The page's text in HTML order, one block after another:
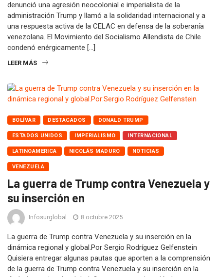
denunció una agresión neocolonial e imperialista de la
administración Trump y llamó a la solidaridad internacional y a
una respuesta activa de la CELAC en defensa de la soberanía
venezolana. El Movimiento del Socialismo Allendista de Chile
condenó enérgicamente […]
LEER MÁS
BOLÍVAR DESTACADOS DONALD TRUMP
ESTADOS UNIDOS IMPERIALISMO INTERNACIONAL
LATINOAMERICA NICOLÁS MADURO NOTICIAS
VENEZUELA
La guerra de Trump contra Venezuela y
su inserción en
Infosurglobal 8 octubre 2025
La guerra de Trump contra Venezuela y su inserción en la
dinámica regional y global.Por Sergio Rodríguez Gelfenstein
Quisiera entregar algunas pautas que aporten a la comprensión
de la guerra de Trump contra Venezuela y su inserción en la